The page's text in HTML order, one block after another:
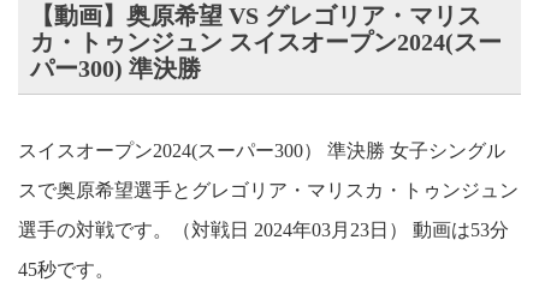
【動画】奥原希望 VS グレゴリア・マリス
カ・トゥンジュン スイスオープン2024(スー
パー300) 準決勝
スイスオープン2024(スーパー300） 準決勝 女子シングル
スで奥原希望選手とグレゴリア・マリスカ・トゥンジュン
選手の対戦です。（対戦日 2024年03月23日） 動画は53分
45秒です。